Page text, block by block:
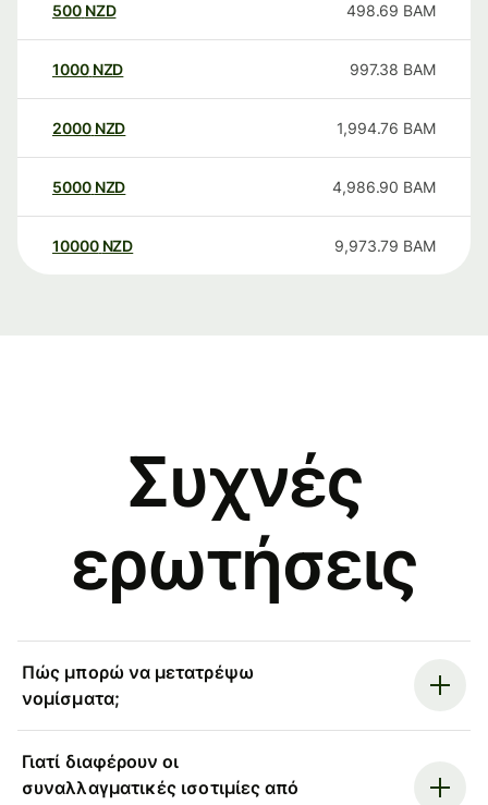
500 NZD 498.69 BAM
1000 NZD 997.38 BAM
2000 NZD 1,994.76 BAM
5000 NZD 4,986.90 BAM
10000 NZD 9,973.79 BAM
Συχνές
ερωτήσεις
Πώς μπορώ να μετατρέψω
νομίσματα;
Γιατί διαφέρουν οι
συναλλαγματικές ισοτιμίες από